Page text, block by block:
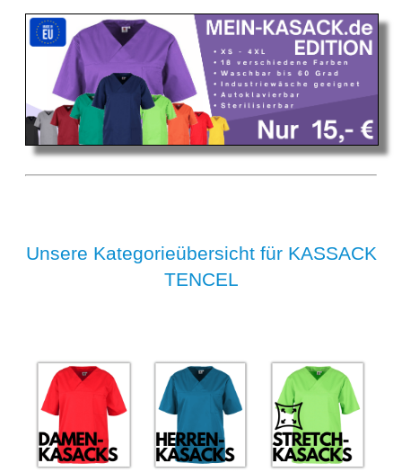
Unsere Kategorieübersicht für KASSACK
TENCEL